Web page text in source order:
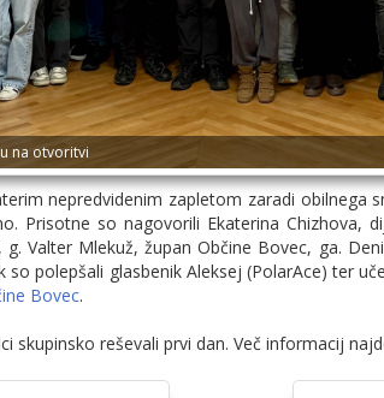
na otvoritvi
nepredvidenim zapletom zaradi obilnega
Prisotne so nagovorili Ekaterina Chizhova,
Valter Mlekuž, župan Občine Bovec, ga.
polepšali glasbenik Aleksej (PolarAce) ter
Bovec.
skupinsko reševali prvi dan. Več informacij